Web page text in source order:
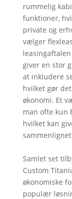
rummelig
funktioner,
private og
vælger
giver en stor
at inkludere
hvilket gør
økonomi. Et
man ofte kun
hvilket kan
Samlet set
Custom
økonomiske
populær